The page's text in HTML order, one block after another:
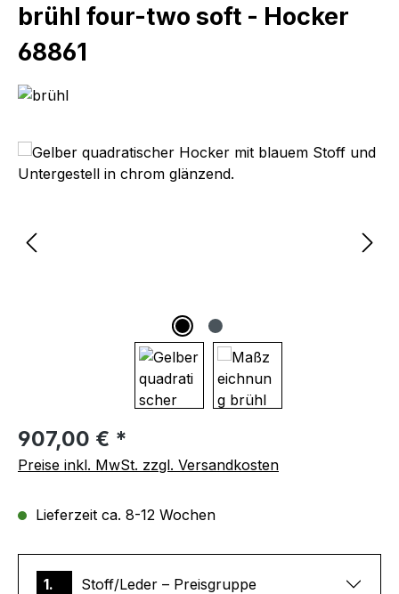
brühl four-two soft - Hocker
68861
Bildergalerie überspringen
Regulärer Preis:
907,00 € *
Preise inkl. MwSt. zzgl. Versandkosten
Lieferzeit ca. 8-12 Wochen
1. Stoff/Leder – Preisgruppe